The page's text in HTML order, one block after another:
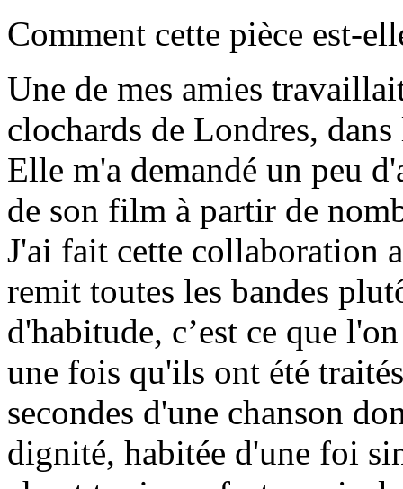
Comment cette pièce est-
Une de mes amies
clochards de Londres,
Elle m'a demandé un peu
de son film à partir de
J'ai fait cette collaboration
remit toutes les bandes
d'habitude, c’est ce que
une fois qu'ils ont été
secondes d'une chanson
dignité, habitée d'une foi